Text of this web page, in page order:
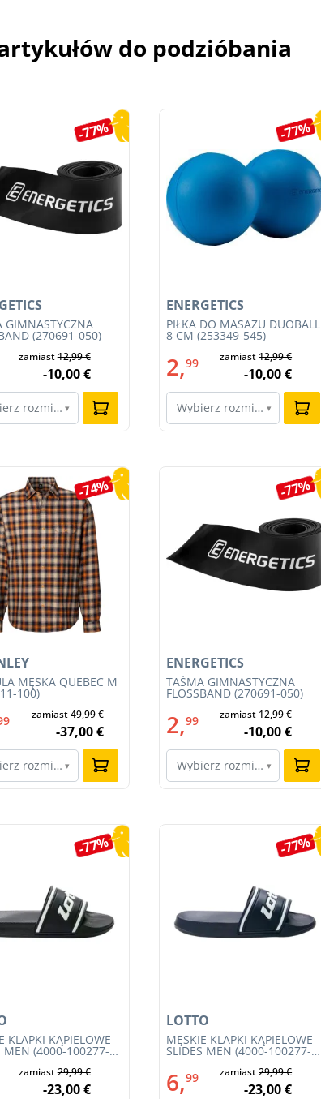
do podzióbania
-77%
GIMNASTYCZNA
(270691-050)
zamiast12,99 €
-10,00 €
rozmiar…
▾
-77%
PIŁKA DO MASAŻU DUOBALL
8 CM (253349-545)
ENERGETICS
2,99 zamiast12,99 €
-10,00 €
Wybierz rozmiar…
▾
-74%
MĘSKA QUEBEC M
100)
zamiast49,99 €
-37,00 €
rozmiar…
▾
-77%
TAŚMA GIMNASTYCZNA
FLOSSBAND (270691-050)
ENERGETICS
2,99 zamiast12,99 €
-10,00 €
Wybierz rozmiar…
▾
-77%
KLAPKI KĄPIELOWE
MEN (4000-100277-
zamiast29,99 €
-23,00 €
-77%
MĘSKIE KLAPKI KĄPIELOWE
SLIDES MEN (4000-100277-
LOTTO
6,99 zamiast29,99 €
-23,00 €